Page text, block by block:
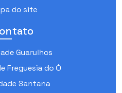
do site
Guarulhos
Freguesia do Ó
Santana